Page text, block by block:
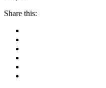
Share this: